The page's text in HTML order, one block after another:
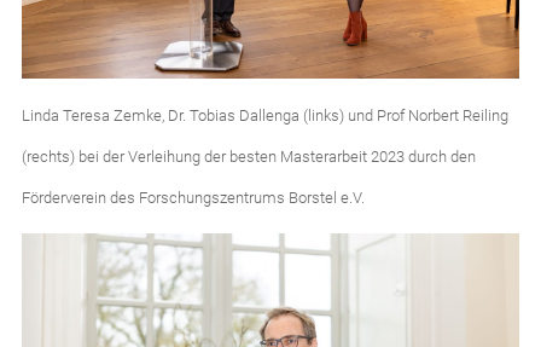
Linda Teresa Zemke, Dr. Tobias Dallenga (links) und Prof Norbert Reiling
(rechts) bei der Verleihung der besten Masterarbeit 2023 durch den
Förderverein des Forschungszentrums Borstel e.V.